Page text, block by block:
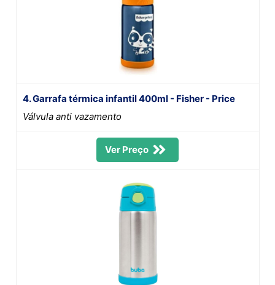
4. Garrafa térmica infantil 400ml - Fisher - Price
Válvula anti vazamento
Ver Preço